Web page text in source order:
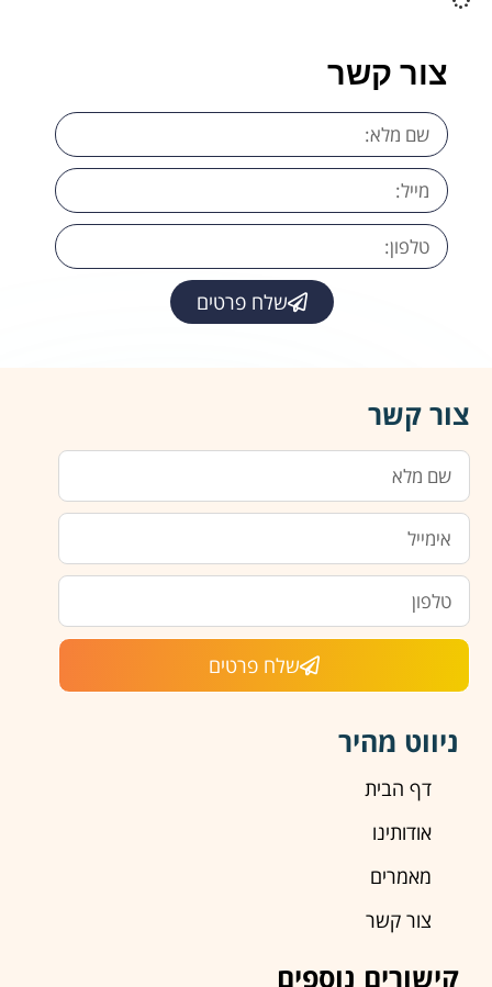
צור קשר
שלח פרטים
צור קשר
שלח פרטים
ניווט מהיר
דף הבית
אודותינו
מאמרים
צור קשר
קישורים נוספים